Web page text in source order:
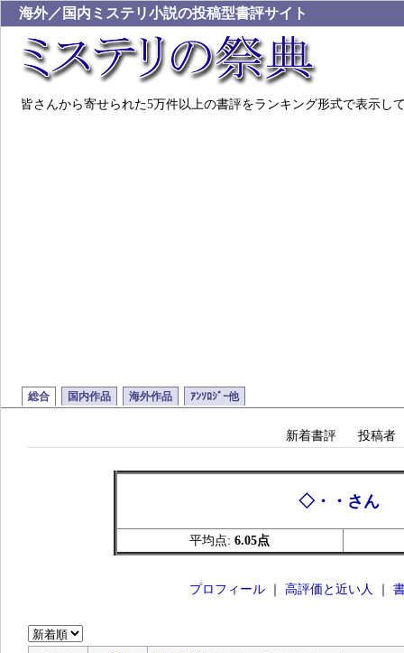
海外／国内ミステリ小説の投稿型書評サイト
皆さんから寄せられた5万件以上の書評をランキング形式で表示し
総合 国内作品 海外作品 ｱﾝｿﾛｼﾞｰ他
新着書評 投稿者
◇・・さん
平均点: 6.05点
プロフィール｜ 高評価と近い人